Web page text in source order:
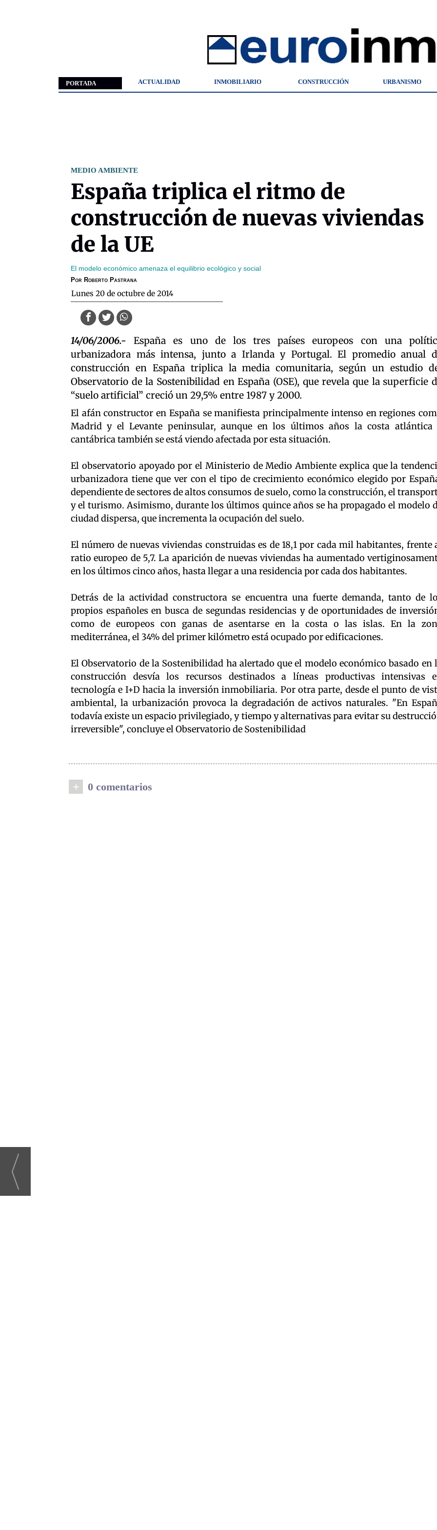
PORTADA ACTUALIDAD INMOBILIARIO CONSTRUCCIÓN URBANISMO
MEDIO AMBIENTE
España triplica el ritmo de
construcción de nuevas viviendas
de la UE
El modelo económico amenaza el equilibrio ecológico y social
Por Roberto Pastrana
lunes 20 de octubre de 2014
14/06/2006.- España es uno de los tres países europeos con una
urbanizadora más intensa, junto a Irlanda y Portugal. El promedio anual
construcción en España triplica la media comunitaria, según un estudio
Observatorio de la Sostenibilidad en España (OSE), que revela que la superficie
“suelo artificial” creció un 29,5% entre 1987 y 2000.
El afán constructor en España se manifiesta principalmente intenso en regiones
Madrid y el Levante peninsular, aunque en los últimos años la costa atlántica
cantábrica también se está viendo afectada por esta situación.
El observatorio apoyado por el Ministerio de Medio Ambiente explica que la
urbanizadora tiene que ver con el tipo de crecimiento económico elegido por
dependiente de sectores de altos consumos de suelo, como la construcción, el
y el turismo. Asimismo, durante los últimos quince años se ha propagado el modelo
ciudad dispersa, que incrementa la ocupación del suelo.
El número de nuevas viviendas construidas es de 18,1 por cada mil habitantes, frente
ratio europeo de 5,7. La aparición de nuevas viviendas ha aumentado
en los últimos cinco años, hasta llegar a una residencia por cada dos habitantes.
Detrás de la actividad constructora se encuentra una fuerte demanda, tanto de
propios españoles en busca de segundas residencias y de oportunidades de
como de europeos con ganas de asentarse en la costa o las islas. En la
mediterránea, el 34% del primer kilómetro está ocupado por edificaciones.
El Observatorio de la Sostenibilidad ha alertado que el modelo económico basado en
construcción desvía los recursos destinados a líneas productivas intensivas
tecnología e I+D hacia la inversión inmobiliaria. Por otra parte, desde el punto de
ambiental, la urbanización provoca la degradación de activos naturales. "En
todavía existe un espacio privilegiado, y tiempo y alternativas para evitar su
irreversible", concluye el Observatorio de Sostenibilidad
+ 0 comentarios